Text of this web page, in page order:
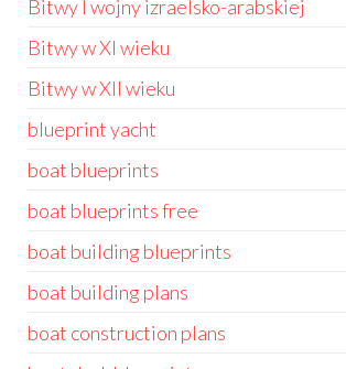
Bitwy I wojny izraelsko-arabskiej
Bitwy w XI wieku
Bitwy w XII wieku
blueprint yacht
boat blueprints
boat blueprints free
boat building blueprints
boat building plans
boat construction plans